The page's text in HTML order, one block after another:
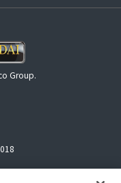
Group.